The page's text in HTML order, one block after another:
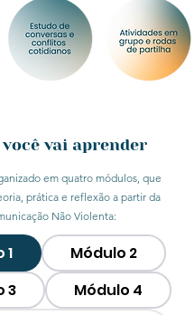
você vai aprender
em quatro módulos, que
prática e reflexão a partir da
Não Violenta:
1
Módulo 2
3
Módulo 4